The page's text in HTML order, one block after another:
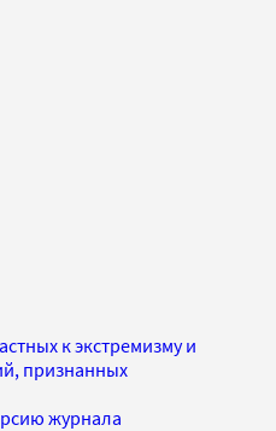
к экстремизму и
признанных
журнала